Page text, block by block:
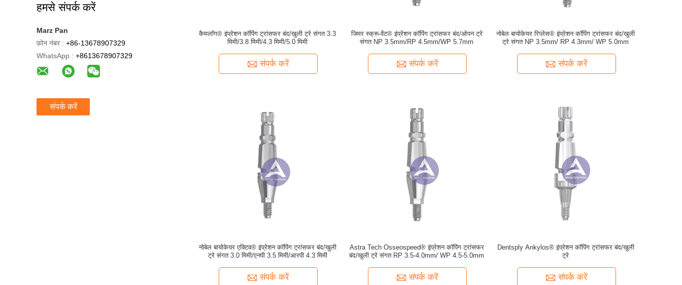
हमसे संपर्क करें
Marz Pan
फ़ोन नंबर : +86-13678907329
WhatsApp : +8613678907329
संपर्क करें
कैमलॉग® इंप्रेशन कॉपिंग ट्रांसफर बंद/खुली ट्रे संगत 3.3
मिमी/3.8 मिमी/4.3 मिमी/5.0 मिमी
संपर्क करें
जिमर स्क्रू-वेंट® इंप्रेशन कॉपिंग ट्रांसफर बंद/ओपन ट्रे
संगत NP 3.5mm/RP 4.5mm/WP 5.7mm
संपर्क करें
नोबेल बायोकेयर रिप्लेस® इंप्रेशन कॉपिंग ट्रांसफर बंद/खुली
ट्रे संगत NP 3.5mm/ RP 4.3mm/ WP 5.0mm
संपर्क करें
नोबेल बायोकेयर एक्टिव® इंप्रेशन कॉपिंग ट्रांसफर बंद/खुली
ट्रे संगत 3.0 मिमी/एनपी 3.5 मिमी/आरपी 4.3 मिमी
संपर्क करें
Astra Tech Osseospeed® इंप्रेशन कॉपिंग ट्रांसफर
बंद/खुली ट्रे संगत RP 3.5-4.0mm/ WP 4.5-5.0mm
संपर्क करें
Dentsply Ankylos® इंप्रेशन कॉपिंग ट्रांसफर बंद/खुली
ट्रे
संपर्क करें